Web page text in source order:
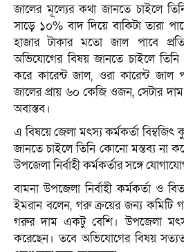
জালের মূল্যের কথা জানতে চাইলে
সাড়ে ১০% বাদ দিয়ে বাকিটা তারা
হাজার টাকার মতো জাল পাবে
অভিযোগের বিষয় জানতে চাইলে
করে কারেন্ট জাল, ওরা কারেন্ট
জালের প্রায় ৬০ কেজি ওজন, সেটার
অবাস্তব।
এ বিষয়ে জেলা মৎস্য কর্মকর্তা
জানতে চাইলে তিনি কোনো মন্তব্য না
উপজেলা নির্বাহী কর্মকর্তার সঙ্গে
বামনা উপজেলা নির্বাহী কর্মকর্তা ও
ইমরান বলেন, গরু ক্রয়ের জন্য কমিটি
গরুর দাম একটু বেশি। উপজেলা
করেছেন। তবে অভিযোগের বিষয়